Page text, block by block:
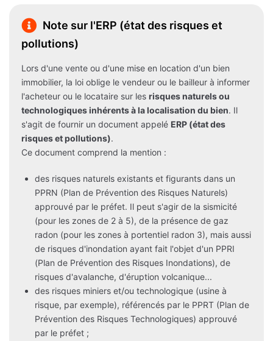
Note sur l'ERP (état des risques et
pollutions)
Lors d'une vente ou d'une mise en location d'un bien
immobilier, la loi oblige le vendeur ou le bailleur à informer
l'acheteur ou le locataire sur les risques naturels ou
technologiques inhérents à la localisation du bien. Il
s'agit de fournir un document appelé ERP (état des
risques et pollutions).
Ce document comprend la mention :
des risques naturels existants et figurants dans un
PPRN (Plan de Prévention des Risques Naturels)
approuvé par le préfet. Il peut s'agir de la sismicité
(pour les zones de 2 à 5), de la présence de gaz
radon (pour les zones à portentiel radon 3), mais aussi
de risques d'inondation ayant fait l'objet d'un PPRI
(Plan de Prévention des Risques Inondations), de
risques d'avalanche, d'éruption volcanique...
des risques miniers et/ou technologique (usine à
risque, par exemple), référencés par le PPRT (Plan de
Prévention des Risques Technologiques) approuvé
par le préfet ;